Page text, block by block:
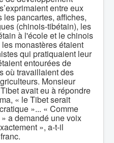
entre eux
pancartes, affiches,
(chinois-tibétain), les
à l'école et le chinois
monastères étaient
qui pratiquaient leur
entourées de
où travaillaient des
Monsieur
avait eu à répondre
« le Tibet serait
»... « Comme
a demandé une voix
», a-t-il